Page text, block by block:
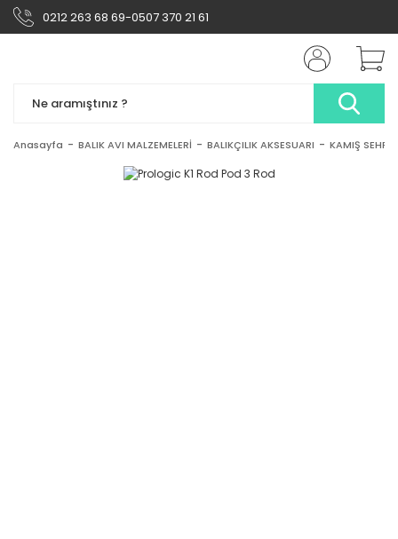
0212 263 68 69-0507 370 21 61
Anasayfa BALIK AVI MALZEMELERİ BALIKÇILIK AKSESUARI KAMIŞ